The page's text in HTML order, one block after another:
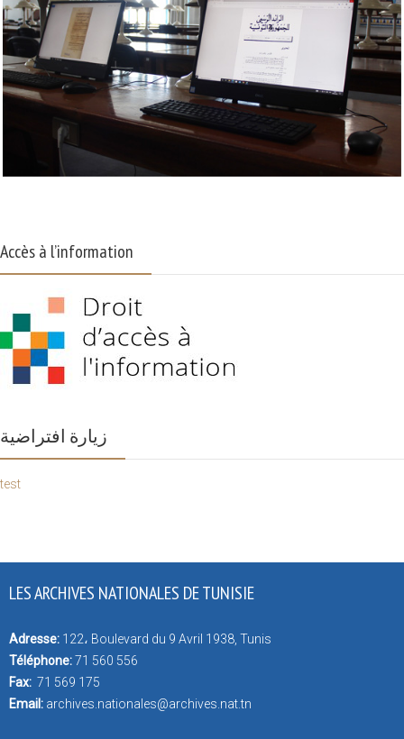
Accès à l’information
زيارة افتراضية
test
LES ARCHIVES NATIONALES DE TUNISIE
Adresse: 122، Boulevard du 9 Avril 1938, Tunis
Téléphone:71 560 556
Fax: 71 569 175
Email: archives.nationales@archives.nat.tn